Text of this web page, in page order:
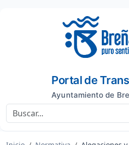
Portal de
Ayuntamiento de